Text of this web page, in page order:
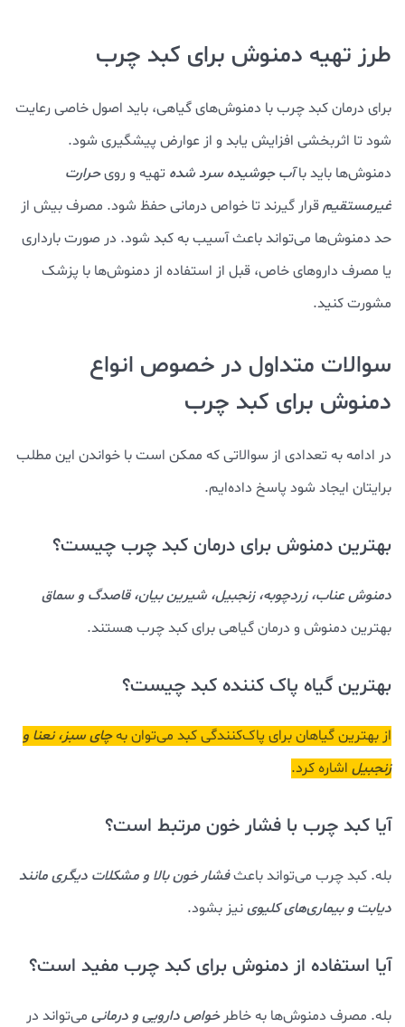
طرز تهیه دمنوش برای کبد چرب
برای درمان کبد چرب با دمنوش‌های گیاهی، باید اصول خاصی رعایت
شود تا اثربخشی افزایش یابد و از عوارض پیشگیری شود.
دمنوش‌ها باید باآب جوشیده سرد شده تهیه و رویحرارت
غیرمستقیمقرار گیرند تا خواص درمانی حفظ شود. مصرف بیش از
حد دمنوش‌ها می‌تواند باعث آسیب به کبد شود. در صورت بارداری
یا مصرف داروهای خاص، قبل از استفاده از دمنوش‌ها با پزشک
مشورت کنید.
سوالات متداول در خصوص انواع
دمنوش برای کبد چرب
در ادامه به تعدادی از سوالاتی که ممکن است با خواندن این مطلب
برایتان ایجاد شود پاسخ داده‌ایم.
بهترین دمنوش برای درمان کبد چرب چیست؟
دمنوش عناب، زردچوبه، زنجبیل، شیرین بیان، قاصدگ و سماق
بهترین دمنوش و درمان گیاهی برای کبد چرب هستند.
بهترین گیاه پاک کننده کبد چیست؟
از بهترین گیاهان برای پاک‌کنندگی کبد می‌توان بهچای سبز، نعنا و
زنجبیل اشاره کرد.
آیا کبد چرب با فشار خون مرتبط است؟
بله. کبد چرب می‌تواند باعثفشار خون بالا و مشکلات دیگری مانند
دیابت و بیماری‌های کلیوینیز بشود.
آیا استفاده از دمنوش برای کبد چرب مفید است؟
بله. مصرف دمنوش‌ها به خاطرخواص دارویی و درمانی می‌تواند در